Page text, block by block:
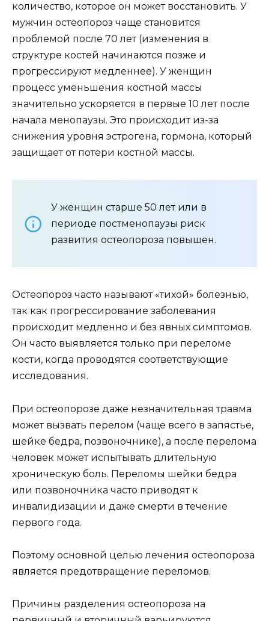
количество, которое он может восстановить. У
мужчин остеопороз чаще становится
проблемой после 70 лет (изменения в
структуре костей начинаются позже и
прогрессируют медленнее). У женщин
процесс уменьшения костной массы
значительно ускоряется в первые 10 лет после
начала менопаузы. Это происходит из-за
снижения уровня эстрогена, гормона, который
защищает от потери костной массы.
У женщин старше 50 лет или в
периоде постменопаузы риск
развития остеопороза повышен.
Остеопороз часто называют «тихой» болезнью,
так как прогрессирование заболевания
происходит медленно и без явных симптомов.
Он часто выявляется только при переломе
кости, когда проводятся соответствующие
исследования.
При остеопорозе даже незначительная травма
может вызвать перелом (чаще всего в запястье,
шейке бедра, позвоночнике), а после перелома
человек может испытывать длительную
хроническую боль. Переломы шейки бедра
или позвоночника часто приводят к
инвалидизации и даже смерти в течение
первого года.
Поэтому основной целью лечения остеопороза
является предотвращение переломов.
Причины разделения остеопороза на